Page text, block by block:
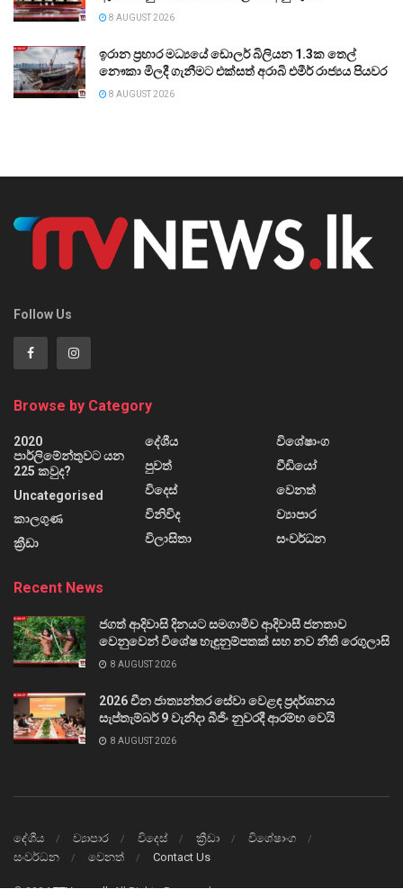
8 AUGUST 2026
ඉරාන ප්‍රහාර මධ්‍යයේ ඩොලර් බිලියන 1.3ක තෙල්
නෞකා මිලදී ගැනීමට එක්සත් අරාබි එමීර් රාජ්‍යය පියවර
8 AUGUST 2026
Follow Us
Browse by Category
2020
පාර්ලිමේන්තුවට යන
225 කවුද?
Uncategorised
කාලගුණ
ක්‍රීඩා
දේශීය
පුවත්
විදෙස්
විනිවිද
විලාසිතා
විශේෂාංග
වීඩියෝ
වෙනත්
ව්‍යාපාර
සංවර්ධන
Recent News
ජගත් ආදිවාසි දිනයට සමගාමීව ආදිවාසී ජනතාව
වෙනුවෙන් විශේෂ හැඳුනුම්පතක් සහ නව නීති රෙගුලාසි
8 AUGUST 2026
2026 චීන ජාත්‍යන්තර සේවා වෙළඳ ප්‍රදර්ශනය
සැප්තැම්බර් 9 වැනිදා බීජිං නුවරදී ආරම්භ වෙයි
8 AUGUST 2026
දේශීය ව්‍යාපාර විදෙස් ක්‍රීඩා
විශේෂාංග
සංවර්ධන
වෙනත් Contact Us